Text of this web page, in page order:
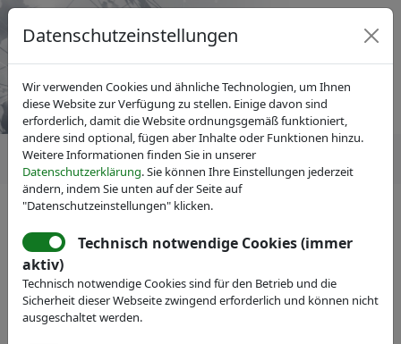
Mitgliedersuche ausblenden
Name:
Datenschutzeinstellungen
Wir verwenden Cookies und ähnliche Technologien, um Ihnen
diese Website zur Verfügung zu stellen. Einige davon sind
erforderlich, damit die Website ordnungsgemäß funktioniert,
andere sind optional, fügen aber Inhalte oder Funktionen hinzu.
Weitere Informationen finden Sie in unserer
Datenschutzerklärung. Sie können Ihre Einstellungen jederzeit
ändern, indem Sie unten auf der Seite auf
"Datenschutzeinstellungen" klicken.
Technisch notwendige Cookies (immer
aktiv)
Technisch notwendige Cookies sind für den Betrieb und die
Sicherheit dieser Webseite zwingend erforderlich und können nicht
ausgeschaltet werden.